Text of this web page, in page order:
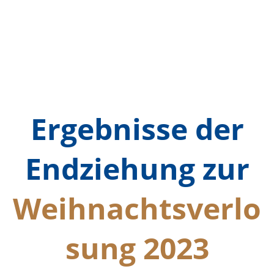
Ergebnisse der
Endziehung zur
Weihnachtsverlo
sung 2023